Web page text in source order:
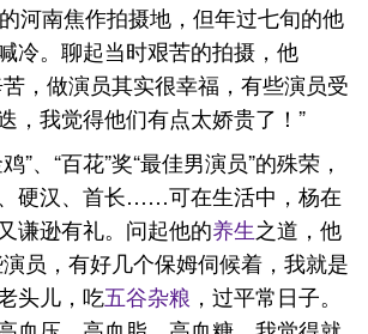
河南焦作拍摄地，但年过七旬的他
冷。聊起当时艰苦的拍摄，他
，做演员其实很幸福，有些演员受
，我觉得他们有点太娇贵了！”
”、“百花”奖“最佳男演员”的殊荣，
硬汉、首长……可在生活中，杨在
谦逊有礼。问起他的养生之道，他
员，有好几个保姆伺候着，我就是
头儿，吃五谷杂粮 ，过平常日子。